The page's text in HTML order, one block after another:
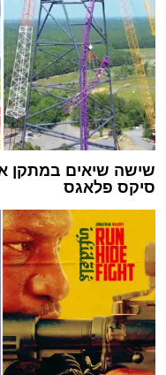
שישה שיאים במתקן
סיקס פלאגס